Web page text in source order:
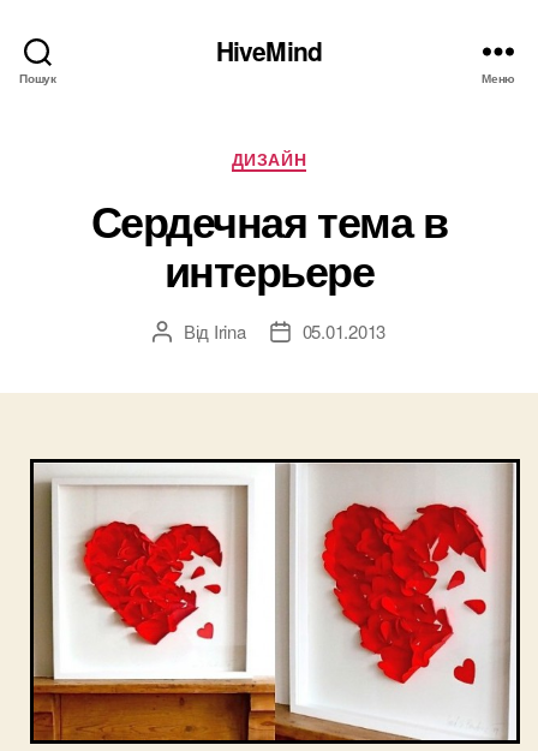
Пошук
HiveMind
Меню
Категорії
ДИЗАЙН
Сердечная тема в
интерьере
Автор
Від Irina
Дата05.01.2013